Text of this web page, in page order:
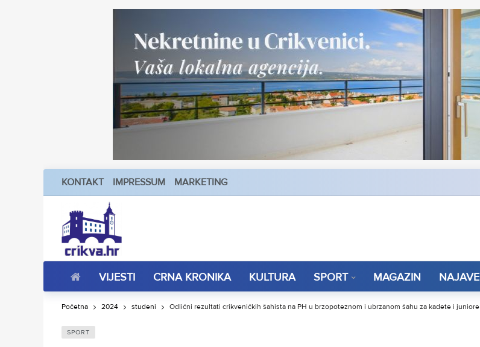
KONTAKT IMPRESSUM MARKETING
VIJESTI CRNA KRONIKA KULTURA SPORT MAGAZIN NAJAVE
Početna 2024 studeni Odlični rezultati crikveničkih šahista na PH u brzopoteznom i ubrzanom šahu za kadete i juniore
SPORT